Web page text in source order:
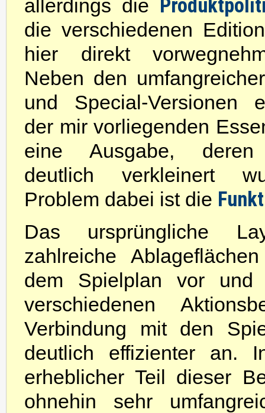
allerdings die
die verschiedenen
hier direkt
Neben den
und Special-Versionen
der mir vorliegenden
eine Ausgabe, deren
deutlich verkleinert
Problem dabei ist die
Das ursprüngliche
zahlreiche
dem Spielplan vor und
verschiedenen
Verbindung mit den
deutlich effizienter an.
erheblicher Teil dieser
ohnehin sehr